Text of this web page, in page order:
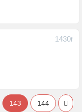
1430F
143 144